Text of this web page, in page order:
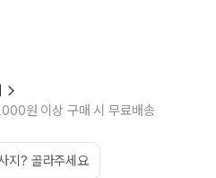
원 이상 구매 시 무료배송
지? 골라주세요